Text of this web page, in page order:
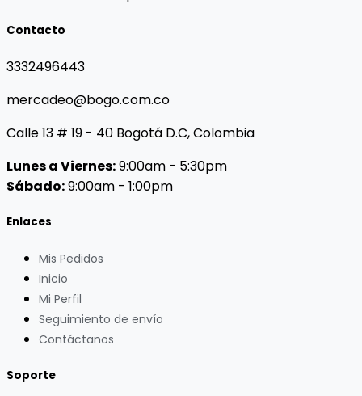
Contacto
3332496443
mercadeo@bogo.com.co
Calle 13 # 19 - 40 Bogotá D.C, Colombia
Lunes a Viernes:9:00am - 5:30pm
Sábado:9:00am - 1:00pm
Enlaces
Mis Pedidos
Inicio
Mi Perfil
Seguimiento de envío
Contáctanos
Soporte